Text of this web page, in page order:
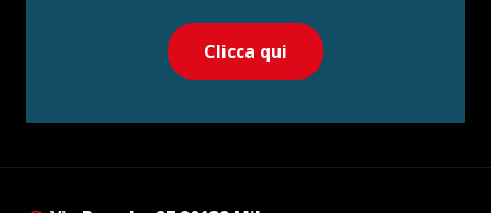
Clicca qui